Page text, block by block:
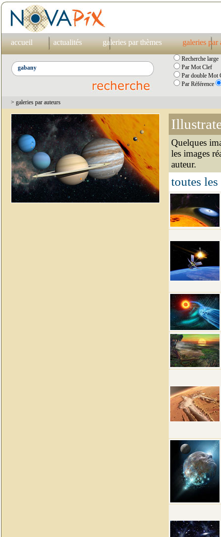
accueil actualités galeries par thèmes galeries par
Recherche large
Par Mot Clef
Par double Mot
Par Référence
> galeries par auteurs
Quelques
les images
auteur.
toutes